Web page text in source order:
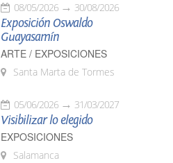
08/05/2026 30/08/2026
Exposición Oswaldo
Guayasamín
ARTE / EXPOSICIONES
Santa Marta de Tormes
05/06/2026 31/03/2027
Visibilizar lo elegido
EXPOSICIONES
Salamanca